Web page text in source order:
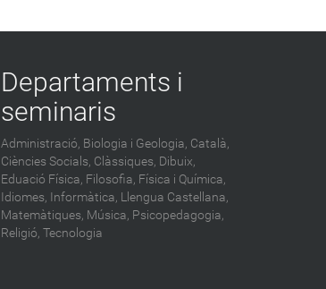
Departaments i
seminaris
Administració, Biologia i Geologia, Català,
Ciències Socials, Clàssiques, Dibuix,
Eduació Física, Filosofia, Física i Química,
Idiomes, Informàtica, Llengua Castellana,
Matemàtiques, Música, Psicopedagogia,
Religió, Tecnologia